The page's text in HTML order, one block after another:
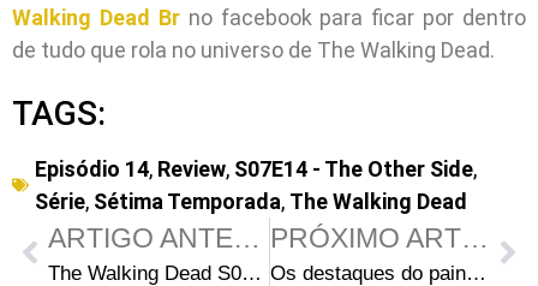
Walking Dead Brno facebook para ficar por dentro
de tudo que rola no universo de The Walking Dead.
TAGS:
Episódio 14, Review, S07E14 - The Other Side,
Série, Sétima Temporada, The Walking Dead
ARTIGO ANTERIOR
The Walking Dead S07E14: 5 coisas que você pode ter perdido em “The Other Side”
PRÓXIMO ARTIGO
Os destaques do painel de The Walking Dead no PaleyFest 2017